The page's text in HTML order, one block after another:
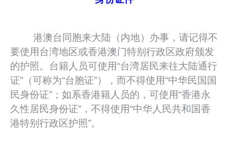
港澳台同胞来大陆（内地）办事，请记得不
要使用台湾地区或香港澳门特别行政区政府颁发
的护照。台籍人员可使用“台湾居民来往大陆通行
证”（可称为“台胞证”），而不得使用“中华民国国
民身份证”；如系香港籍人员的，可使用“香港永
久性居民身份证”，不得使用“中华人民共和国香
港特别行政区护照”。